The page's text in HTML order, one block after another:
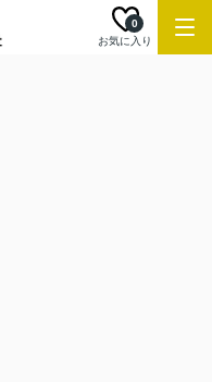
お気に入り
0